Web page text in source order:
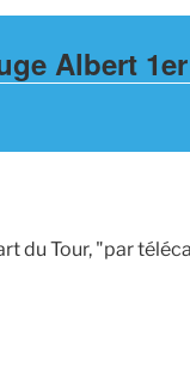
Albert
du Tour, "par